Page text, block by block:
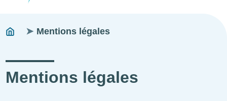
Fils
You
Mentions légales
Mentions légales